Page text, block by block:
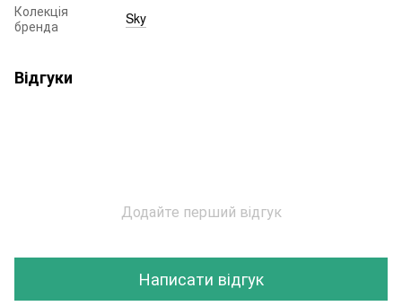
Колекція
бренда
Sky
Відгуки
Додайте перший відгук
Написати відгук